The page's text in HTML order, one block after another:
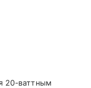
20-ваттным